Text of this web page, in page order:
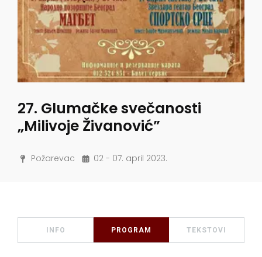
27. Glumačke svečanosti
„Milivoje Živanović”
Požarevac 02 - 07. april 2023.
INFO PROGRAM TEKSTOVI